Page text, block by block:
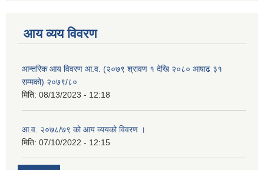
आय व्यय विवरण
आन्तरिक आय विवरण आ.व. (२०७९ श्रावण १ देखि २०८० आषाढ ३१
सम्मको) २०७९/८०
मिति: 08/13/2023 - 12:18
आ.व. २०७८/७९ को आय व्ययको विवरण ।
मिति: 07/10/2022 - 12:15